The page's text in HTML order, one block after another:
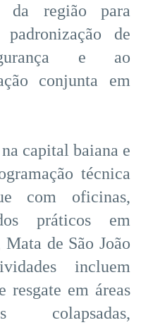
da região para
de
e ao
conjunta em
capital baiana e
técnica
com oficinas,
práticos em
de São João
incluem
resgate em áreas
colapsadas,